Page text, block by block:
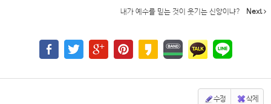
내가 예수를 믿는 것이 웃기는 신앙이냐? Next
수정 삭제